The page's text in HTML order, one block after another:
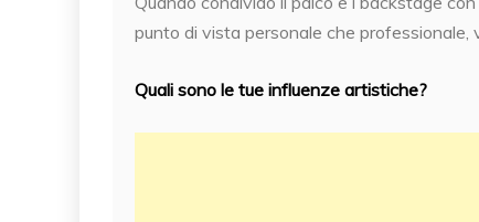
punto di vista personale che
Quali sono le tue influenze artistiche?